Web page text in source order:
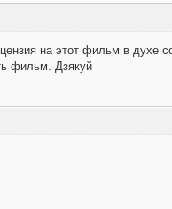
на этот фильм в духе
фильм. Дзякуй